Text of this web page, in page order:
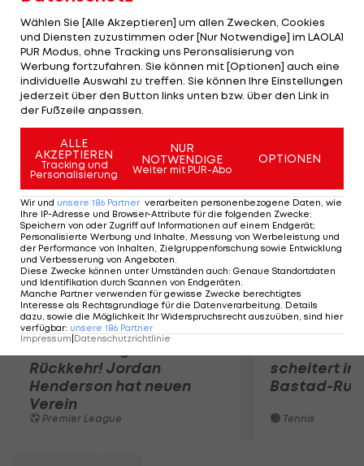
Reichweite. Laser-Segler Andreas Geritzer belegt
trotz starker Rückenschmerzen Gesamtplatz 18.
Die 470er-Damen Lara Vadlau/Eva Maria Schimak
werden Gesamt-19. Finn-Segler Florian Raudaschl
beendet das Rennen auf Position 22.
Mehr zum Thema
Rückkehr! Jordan
Henderson hat neuen
Verein
Premier League
scheitert in
Bastad-
Tennis
Wählen Sie [Alle Akzeptieren] um allen Zwecken, Cookies
und Diensten zuzustimmen oder [Nur Notwendige] im LAOLA1
PUR Modus, ohne Tracking uns Peronsalisierung von
Werbung fortzufahren. Sie können mit [Optionen] auch eine
individuelle Auswahl zu treffen. Sie können Ihre Einstellungen
jederzeit über den Button links unten bzw. über den Link in
der Fußzeile anpassen.
ALLE
AKZEPTIEREN
Tracking und
Personalisierung
NUR
NOTWENDIGE
Weiter mit PUR-Abo
OPTIONEN
Wir und unsere 186 Partner verarbeiten personenbezogene Daten, wie
Ihre IP-Adresse und Browser-Attribute für die folgenden Zwecke:
Speichern von oder Zugriff auf Informationen auf einem Endgerät;
Personalisierte Werbung und Inhalte, Messung von Werbeleistung und
der Performance von Inhalten, Zielgruppenforschung sowie Entwicklung
und Verbesserung von Angeboten.
Diese Zwecke können unter Umständen auch: Genaue Standortdaten
und Identifikation durch Scannen von Endgeräten.
Manche Partner verwenden für gewisse Zwecke berechtigtes
Interesse als Rechtsgrundlage für die Datenverarbeitung. Details
dazu, sowie die Möglichkeit Ihr Widerspruchsrecht auszuüben, sind hier
verfügbar: unsere 186 Partner
Impressum Datenschutzrichtlinie